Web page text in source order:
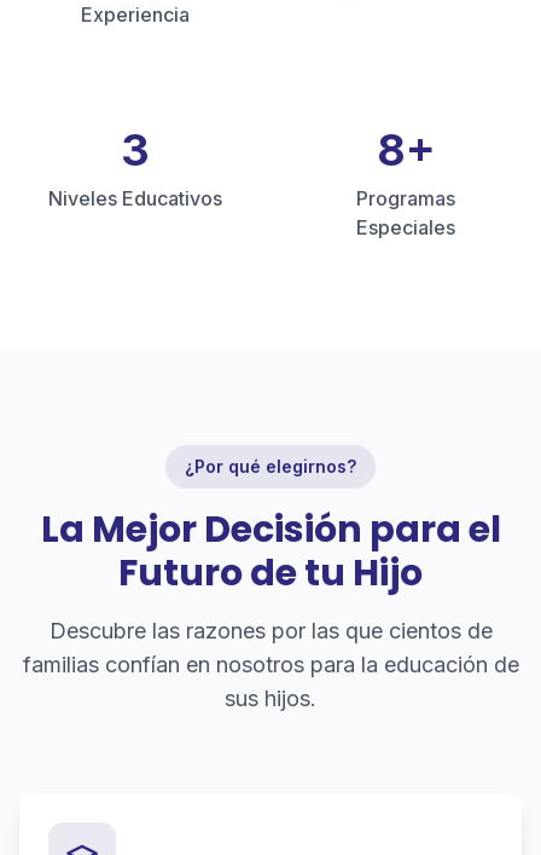
Experiencia
3
Niveles Educativos
8+
Programas
Especiales
¿Por qué elegirnos?
La Mejor Decisión para el
Futuro de tu Hijo
Descubre las razones por las que cientos de
familias confían en nosotros para la educación de
sus hijos.